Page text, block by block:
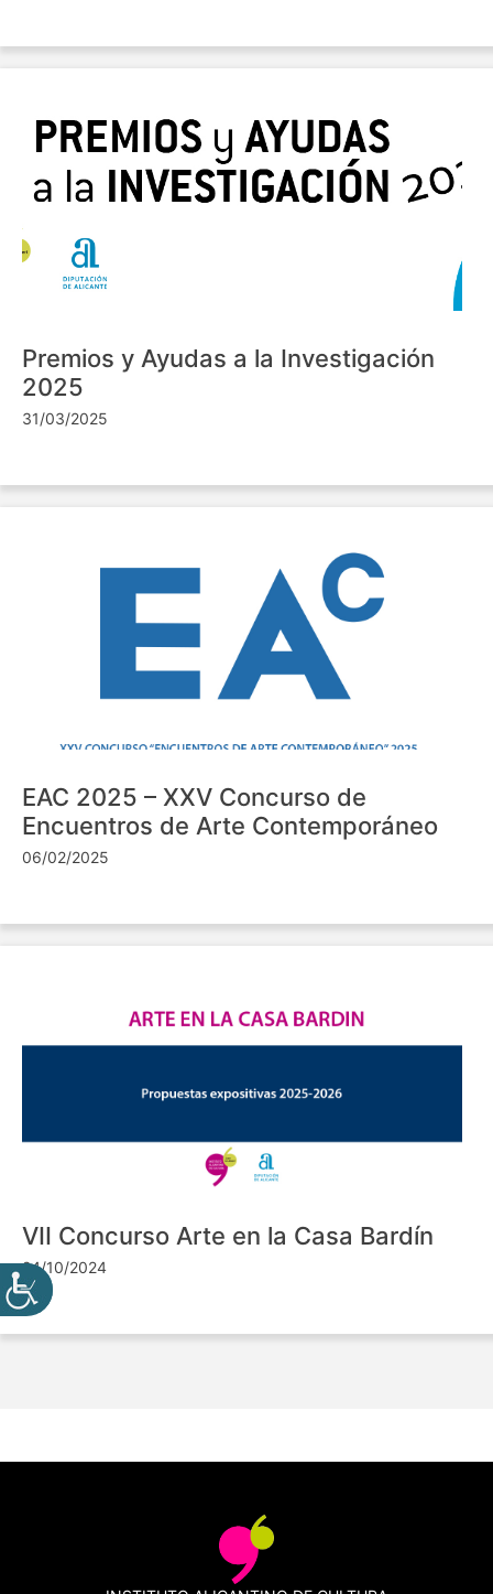
Premios y Ayudas a la Investigación
2025
31/03/2025
EAC 2025 – XXV Concurso de
Encuentros de Arte Contemporáneo
06/02/2025
VII Concurso Arte en la Casa Bardín
24/10/2024